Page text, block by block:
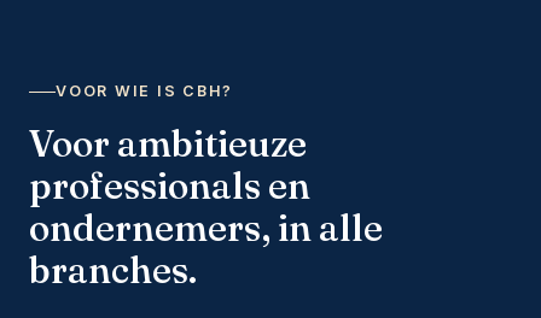
VOOR WIE IS CBH?
Voor ambitieuze
professionals en
ondernemers, in alle
branches.